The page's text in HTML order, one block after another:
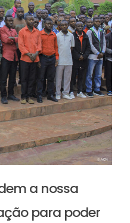
a nossa
para poder